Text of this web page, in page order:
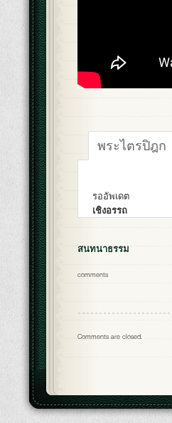
พระไตรปิฎก
รออัพเดต
เชิงอรรถ
สนทนาธรรม
comments
Comments are closed.